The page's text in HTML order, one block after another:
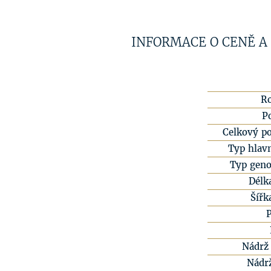
INFORMACE O CENĚ
Celkový
Typ
Typ